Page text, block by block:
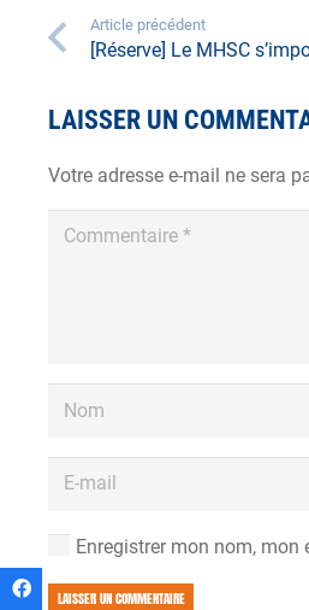
Article précédent
[Réserve] Le MHSC
LAISSER UN
Votre adresse e-mail ne sera
Enregistrer mon nom,
LAISSER UN COMMENTAIRE